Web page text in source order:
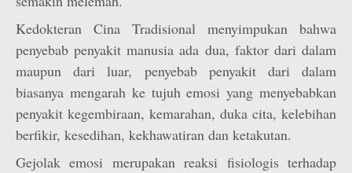
Kedokteran Cina Tradisional menyimpukan bahwa
penyebab penyakit manusia ada dua, faktor dari dalam
maupun dari luar, penyebab penyakit dari dalam
biasanya mengarah ke tujuh emosi yang menyebabkan
penyakit kegembiraan, kemarahan, duka cita, kelebihan
berfikir, kesedihan, kekhawatiran dan ketakutan.
Gejolak emosi merupakan reaksi fisiologis terhadap